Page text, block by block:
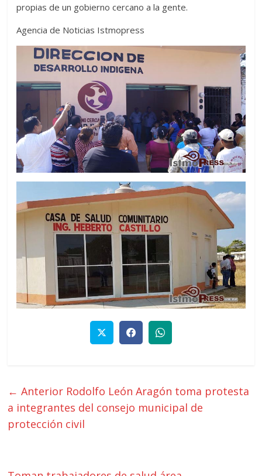
propias de un gobierno cercano a la gente.
Agencia de Noticias Istmopress
← Anterior Rodolfo León Aragón toma protesta
a integrantes del consejo municipal de
protección civil